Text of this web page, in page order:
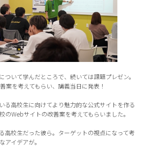
ついて学んだところで、続いては課題プレゼン。
案を考えてもらい、講義当日に発表！
る高校生に向けてより魅力的な公式サイトを作る
のWebサイトの改善案を考えてもらいました。
高校生だった彼ら。ターゲットの視点になって考
アイデアが。